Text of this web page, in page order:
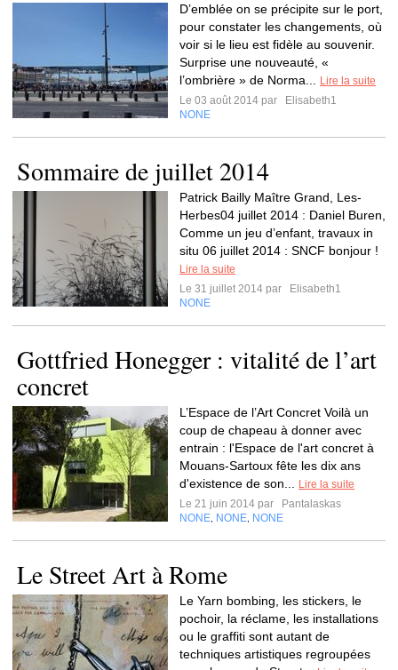
D’emblée on se précipite sur le port,
pour constater les changements, où
voir si le lieu est fidèle au souvenir.
Surprise une nouveauté, «
l’ombrière » de Norma...
Lire la suite
Le 03 août 2014 par
Elisabeth1
NONE
Sommaire de juillet 2014
Patrick Bailly Maître Grand, Les-
Herbes04 juillet 2014 : Daniel Buren,
Comme un jeu d’enfant, travaux in
situ 06 juillet 2014 : SNCF bonjour !
Lire la suite
Le 31 juillet 2014 par
Elisabeth1
NONE
Gottfried Honegger : vitalité de l’art
concret
L’Espace de l’Art Concret Voilà un
coup de chapeau à donner avec
entrain : l'Espace de l'art concret à
Mouans-Sartoux fête les dix ans
d'existence de son...
Lire la suite
Le 21 juin 2014 par
Pantalaskas
NONE NONE NONE
Le Street Art à Rome
Le Yarn bombing, les stickers, le
pochoir, la réclame, les installations
ou le graffiti sont autant de
techniques artistiques regroupées